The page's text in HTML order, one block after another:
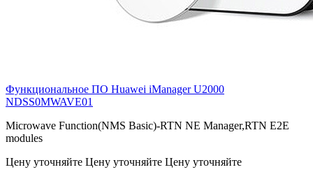
Функциональное ПО Huawei iManager U2000
NDSS0MWAVE01
Microwave Function(NMS Basic)-RTN NE Manager,RTN E2E
modules
Цену уточняйте Цену уточняйте Цену уточняйте